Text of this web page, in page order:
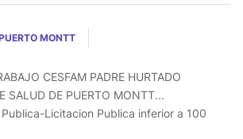
MONTT
CESFAM PADRE HURTADO
SALUD DE PUERTO MONTT...
Publica-Licitacion Publica inferior a 100